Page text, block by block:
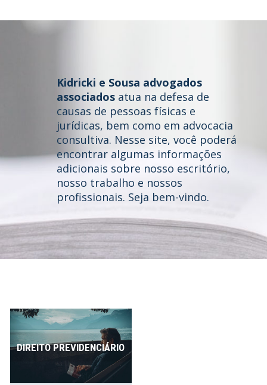
Quem somos
Profissionais
Publicações
Contato
Kidricki e Sousa advogados
associadosatua na defesa de
causas de pessoas físicas e
jurídicas, bem como em advocacia
consultiva. Nesse site, você poderá
encontrar algumas informações
adicionais sobre nosso escritório,
nosso trabalho e nossos
profissionais. Seja bem-vindo.
DIREITO PREVIDENCIÁRIO